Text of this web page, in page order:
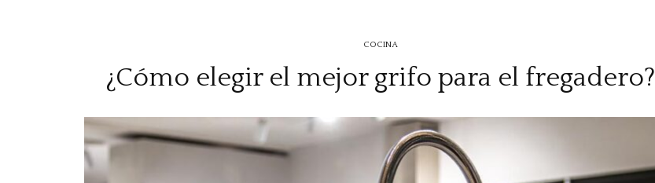
COCINA
¿Cómo elegir el mejor grifo para el fregadero?